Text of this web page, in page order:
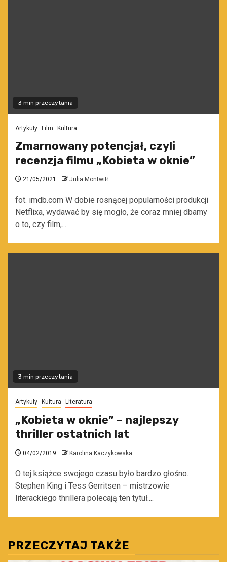
3 min przeczytania
Artykuły Film Kultura
Zmarnowany potencjał, czyli
recenzja filmu „Kobieta w oknie”
21/05/2021 Julia Montwiłł
fot. imdb.com W dobie rosnącej popularności produkcji
Netflixa, wydawać by się mogło, że coraz mniej dbamy
o to, czy film,...
3 min przeczytania
Artykuły Kultura Literatura
„Kobieta w oknie” – najlepszy
thriller ostatnich lat
04/02/2019 Karolina Kaczykowska
O tej książce swojego czasu było bardzo głośno.
Stephen King i Tess Gerritsen – mistrzowie
literackiego thrillera polecają ten tytuł....
PRZECZYTAJ TAKŻE